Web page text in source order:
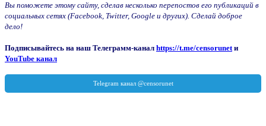
Вы поможете этому сайту, сделав несколько перепостов его публикаций в
социальных сетях (Facebook, Twitter, Google и других). Сделай доброе
дело!
Подписывайтесь на наш Телеграмм-канал https://t.me/censorunetи
YouTube канал